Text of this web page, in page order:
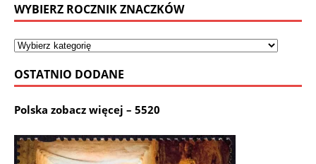
WYBIERZ ROCZNIK ZNACZKÓW
OSTATNIO DODANE
Polska zobacz więcej – 5520